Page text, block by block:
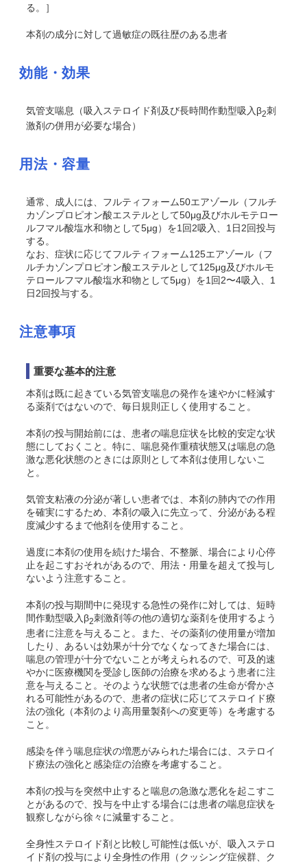
る。］
本剤の成分に対して過敏症の既往歴のある患者
効能・効果
気管支喘息（吸入ステロイド剤及び長時間作動型吸入β2刺
激剤の併用が必要な場合）
用法・容量
通常、成人には、フルティフォーム50エアゾール（フルチ
カゾンプロピオン酸エステルとして50μg及びホルモテロー
ルフマル酸塩水和物として5μg）を1回2吸入、1日2回投与
する。
なお、症状に応じてフルティフォーム125エアゾール（フ
ルチカゾンプロピオン酸エステルとして125μg及びホルモ
テロールフマル酸塩水和物として5μg）を1回2〜4吸入、1
日2回投与する。
注意事項
重要な基本的注意
本剤は既に起きている気管支喘息の発作を速やかに軽減す
る薬剤ではないので、毎日規則正しく使用すること。
本剤の投与開始前には、患者の喘息症状を比較的安定な状
態にしておくこと。特に、喘息発作重積状態又は喘息の急
激な悪化状態のときには原則として本剤は使用しないこ
と。
気管支粘液の分泌が著しい患者では、本剤の肺内での作用
を確実にするため、本剤の吸入に先立って、分泌がある程
度減少するまで他剤を使用すること。
過度に本剤の使用を続けた場合、不整脈、場合により心停
止を起こすおそれがあるので、用法・用量を超えて投与し
ないよう注意すること。
本剤の投与期間中に発現する急性の発作に対しては、短時
間作動型吸入β2刺激剤等の他の適切な薬剤を使用するよう
患者に注意を与えること。また、その薬剤の使用量が増加
したり、あるいは効果が十分でなくなってきた場合には、
喘息の管理が十分でないことが考えられるので、可及的速
やかに医療機関を受診し医師の治療を求めるよう患者に注
意を与えること。そのような状態では患者の生命が脅かさ
れる可能性があるので、患者の症状に応じてステロイド療
法の強化（本剤のより高用量製剤への変更等）を考慮する
こと。
感染を伴う喘息症状の増悪がみられた場合には、ステロイ
ド療法の強化と感染症の治療を考慮すること。
本剤の投与を突然中止すると喘息の急激な悪化を起こすこ
とがあるので、投与を中止する場合には患者の喘息症状を
観察しながら徐々に減量すること。
全身性ステロイド剤と比較し可能性は低いが、吸入ステロ
イド剤の投与により全身性の作用（クッシング症候群、ク